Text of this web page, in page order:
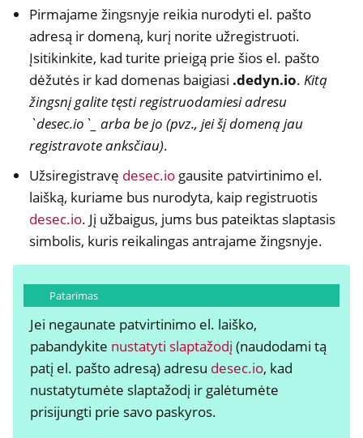
navigation of Techninė dokumentacija
navigation of NextBox DUK
navigation of NetHSM
navigation of NitroWall
navigation of NitroWall NW750
navigation of Programinė įranga
Pirmajame žingsnyje reikia nurodyti el. pašto
adresą ir domeną, kurį norite užregistruoti.
Įsitikinkite, kad turite prieigą prie šios el. pašto
dėžutės ir kad domenas baigiasi .dedyn.io.Kitą
žingsnį galite tęsti registruodamiesi adresu
`desec.io`_ arba be jo (pvz., jei šį domeną jau
registravote anksčiau).
Užsiregistravę desec.io gausite patvirtinimo el.
laišką, kuriame bus nurodyta, kaip registruotis
desec.io. Jį užbaigus, jums bus pateiktas slaptasis
simbolis, kuris reikalingas antrajame žingsnyje.
Patarimas
Jei negaunate patvirtinimo el. laiško,
pabandykite nustatyti slaptažodį (naudodami tą
patį el. pašto adresą) adresu desec.io, kad
nustatytumėte slaptažodį ir galėtumėte
prisijungti prie savo paskyros.